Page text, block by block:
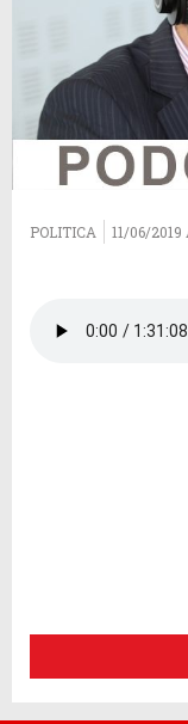
POLITICA 11/06/2019